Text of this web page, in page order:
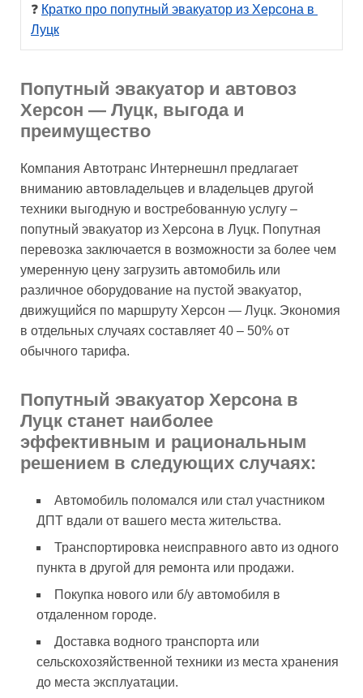
❓ Кратко про попутный эвакуатор из Херсона в
Луцк
Попутный эвакуатор и автовоз
Херсон — Луцк, выгода и
преимущество
Компания Автотранс Интернешнл предлагает
вниманию автовладельцев и владельцев другой
техники выгодную и востребованную услугу –
попутный эвакуатор из Херсона в Луцк. Попутная
перевозка заключается в возможности за более чем
умеренную цену загрузить автомобиль или
различное оборудование на пустой эвакуатор,
движущийся по маршруту Херсон — Луцк. Экономия
в отдельных случаях составляет 40 – 50% от
обычного тарифа.
Попутный эвакуатор Херсона в
Луцк станет наиболее
эффективным и рациональным
решением в следующих случаях:
Автомобиль поломался или стал участником
ДПТ вдали от вашего места жительства.
Транспортировка неисправного авто из одного
пункта в другой для ремонта или продажи.
Покупка нового или б/у автомобиля в
отдаленном городе.
Доставка водного транспорта или
сельскохозяйственной техники из места хранения
до места эксплуатации.